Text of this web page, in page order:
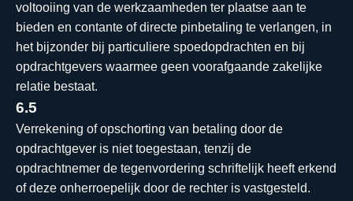
voltooiing van de werkzaamheden ter plaatse aan te
bieden en contante of directe pinbetaling te verlangen, in
het bijzonder bij particuliere spoedopdrachten en bij
opdrachtgevers waarmee geen voorafgaande zakelijke
relatie bestaat.
6.5
Verrekening of opschorting van betaling door de
opdrachtgever is niet toegestaan, tenzij de
opdrachtnemer de tegenvordering schriftelijk heeft erkend
of deze onherroepelijk door de rechter is vastgesteld.